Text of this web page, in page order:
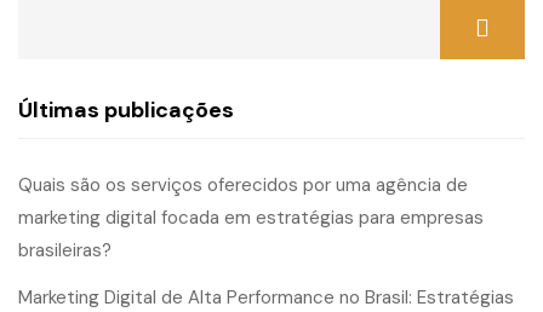
Últimas publicações
Quais são os serviços oferecidos por uma agência de
marketing digital focada em estratégias para empresas
brasileiras?
Marketing Digital de Alta Performance no Brasil: Estratégias